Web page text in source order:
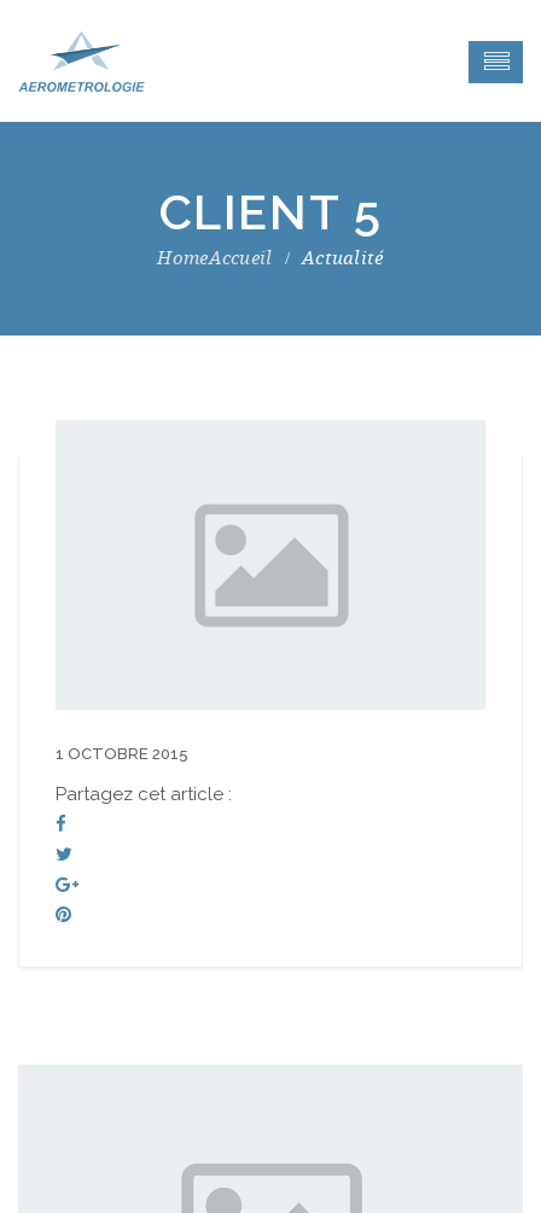
CLIENT 5
Accueil Actualité
1 OCTOBRE 2015
Partagez cet article :